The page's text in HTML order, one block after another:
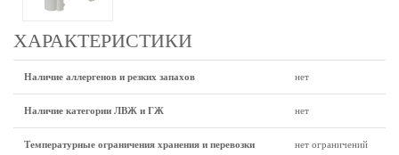
ХАРАКТЕРИСТИКИ
Наличие аллергенов и резких запахов нет
Наличие категории ЛВЖ и ГЖ нет
Температурные ограничения хранения и перевозки нет ограничений